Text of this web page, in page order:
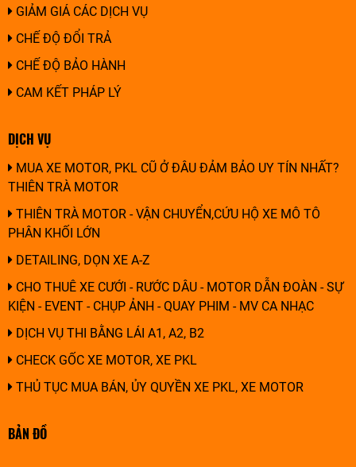
GIẢM GIÁ CÁC DỊCH VỤ
CHẾ ĐỘ ĐỔI TRẢ
CHẾ ĐỘ BẢO HÀNH
CAM KẾT PHÁP LÝ
DỊCH VỤ
MUA XE MOTOR, PKL CŨ Ở ĐÂU ĐẢM BẢO UY TÍN NHẤT?
THIÊN TRÀ MOTOR
THIÊN TRÀ MOTOR - VẬN CHUYỂN,CỨU HỘ XE MÔ TÔ
PHÂN KHỐI LỚN
DETAILING, DỌN XE A-Z
CHO THUÊ XE CƯỚI - RƯỚC DÂU - MOTOR DẪN ĐOÀN - SỰ
KIỆN - EVENT - CHỤP ẢNH - QUAY PHIM - MV CA NHẠC
DỊCH VỤ THI BẰNG LÁI A1, A2, B2
CHECK GỐC XE MOTOR, XE PKL
THỦ TỤC MUA BÁN, ỦY QUYỀN XE PKL, XE MOTOR
BẢN ĐỒ